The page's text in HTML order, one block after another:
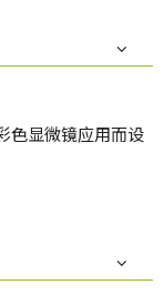
色显微镜应用而设